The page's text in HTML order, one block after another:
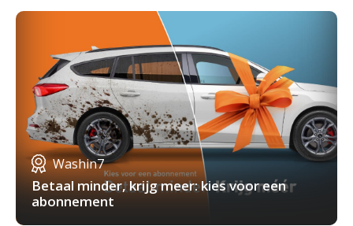
Washin7
Betaal minder, krijg meer: kies voor een
abonnement